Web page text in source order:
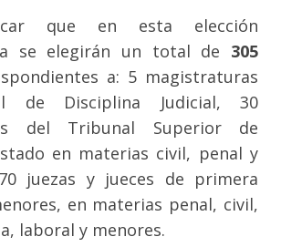
que en esta elección
se elegirán un total de 305
a: 5 magistraturas
de Disciplina Judicial, 30
del Tribunal Superior de
en materias civil, penal y
juezas y jueces de primera
en materias penal, civil,
laboral y menores.